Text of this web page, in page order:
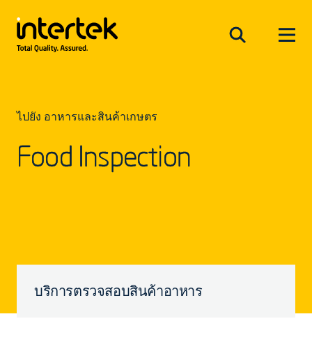
ไปยัง อาหารและสินค้าเกษตร
Food Inspection
บริการตรวจสอบสินค้าอาหาร